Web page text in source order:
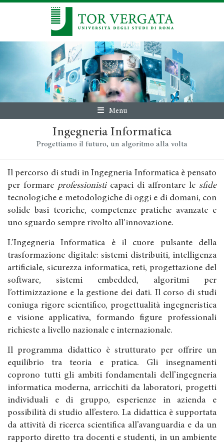
Menu
Ingegneria Informatica
Progettiamo il futuro, un algoritmo alla volta
Il percorso di studi in Ingegneria Informatica è pensato
per formare professionisticapaci di affrontare le sfide
tecnologiche e metodologiche di oggi e di domani, con
solide basi teoriche, competenze pratiche avanzate e
uno sguardo sempre rivolto all’innovazione.
L’Ingegneria Informatica è il cuore pulsante della
trasformazione digitale: sistemi distribuiti, intelligenza
artificiale, sicurezza informatica, reti, progettazione del
software, sistemi embedded, algoritmi per
l’ottimizzazione e la gestione dei dati. Il corso di studi
coniuga rigore scientifico, progettualità ingegneristica
e visione applicativa, formando figure professionali
richieste a livello nazionale e internazionale.
Il programma didattico è strutturato per offrire un
equilibrio tra teoria e pratica. Gli insegnamenti
coprono tutti gli ambiti fondamentali dell’ingegneria
informatica moderna, arricchiti da laboratori, progetti
individuali e di gruppo, esperienze in azienda e
possibilità di studio all’estero. La didattica è supportata
da attività di ricerca scientifica all’avanguardia e da un
rapporto diretto tra docenti e studenti, in un ambiente